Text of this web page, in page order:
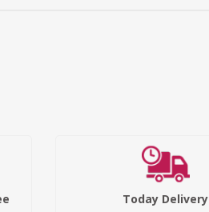
Today Delivery